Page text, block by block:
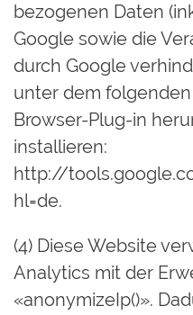
bezogenen Daten
Google sowie die
durch Google
unter dem
Browser-Plug-in
installieren:
http://
hl=de.
(4) Diese Website
Analytics mit der
«anonymizeIp()».